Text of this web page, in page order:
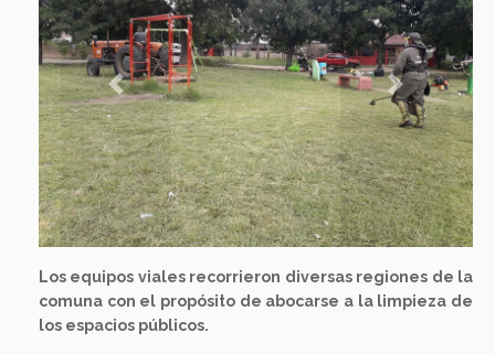
Previous Next
Los equipos viales recorrieron diversas regiones de la
comuna con el propósito de abocarse a la limpieza de
los espacios públicos.